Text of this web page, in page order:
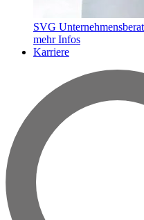
SVG
mehr Infos
Karriere